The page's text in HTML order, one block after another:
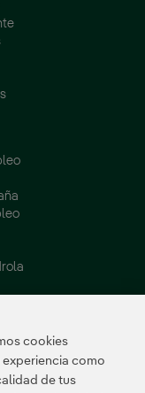
cookies
como
de tus